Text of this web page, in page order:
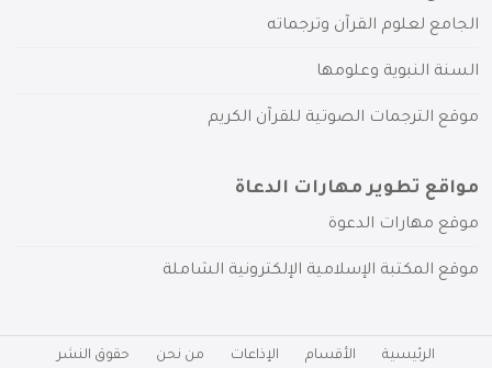
الجامع لعلوم القرآن وترجماته
السنة النبوية وعلومها
موقع الترجمات الصوتية للقرآن الكريم
مواقع تطوير مهارات الدعاة
موقع مهارات الدعوة
موقع المكتبة الإسلامية الإلكترونية الشاملة
الرئيسية الأقسام الإذاعات من نحن حقوق النشر